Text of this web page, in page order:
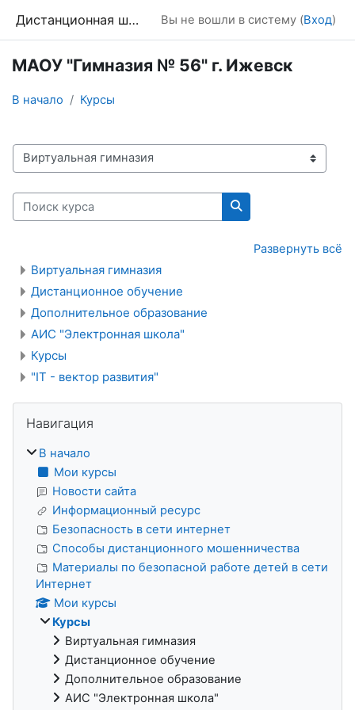
Дистанционная школа Вы не вошли в систему (Вход)
МАОУ "Гимназия № 56" г. Ижевск
В начало Курсы
Категории курсов
Поиск курса
Поиск курса
Развернуть всё
Виртуальная гимназия
Дистанционное обучение
Дополнительное образование
АИС "Электронная школа"
Курсы
"IT - вектор развития"
Блоки
Навигация
В начало
Мои курсы
Новости сайта
Информационный ресурс
Безопасность в сети интернет
Способы дистанционного мошенничества
Материалы по безопасной работе детей в сети
Интернет
Мои курсы
Курсы
Виртуальная гимназия
Дистанционное обучение
Дополнительное образование
АИС "Электронная школа"